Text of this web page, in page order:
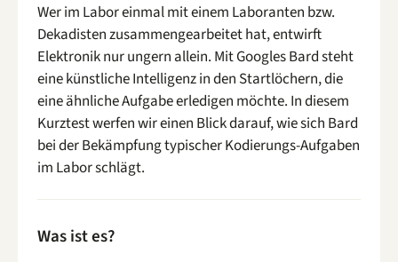
Wer im Labor einmal mit einem Laboranten bzw.
Dekadisten zusammengearbeitet hat, entwirft
Elektronik nur ungern allein. Mit Googles Bard steht
eine künstliche Intelligenz in den Startlöchern, die
eine ähnliche Aufgabe erledigen möchte. In diesem
Kurztest werfen wir einen Blick darauf, wie sich Bard
bei der Bekämpfung typischer Kodierungs-Aufgaben
im Labor schlägt.
Was ist es?